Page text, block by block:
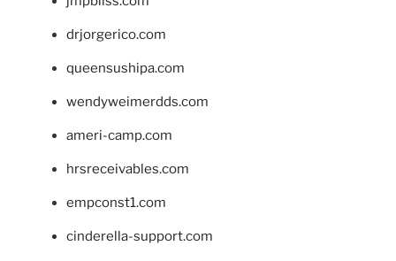
drjorgerico.com
queensushipa.com
wendyweimerdds.com
ameri-camp.com
hrsreceivables.com
empconst1.com
cinderella-support.com